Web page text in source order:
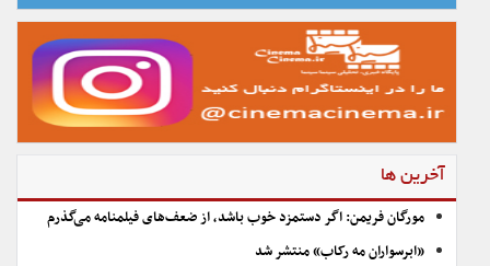
آخرین ها
مورگان فریمن: اگر دستمزد خوب باشد، از ضعف‌های فیلمنامه می‌گذرم
«ابرسواران مه رکاب» منتشر شد